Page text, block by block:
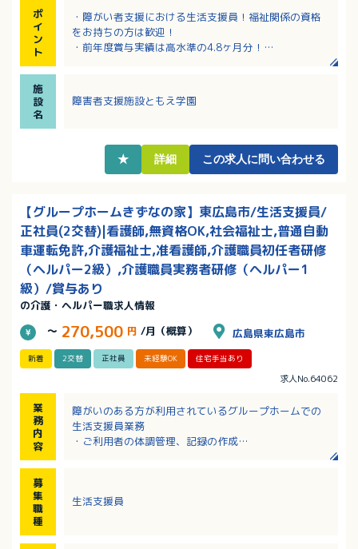
ポ
イ
ン
ト
・障がい者支援における生活支援員！福祉関係の資格
をお持ちの方は歓迎！
・前年度賞与実績は高水準の4.8ヶ月分！
・福利厚生充実！退職金制度あり！該当者には住居手
当・扶養手当支給！
施
設
名
障害者支援施設ともえ学園
★ 詳細 この求人に問い合わせる
【グループホームきずなの家】東広島市/生活支援員/
正社員(2交替)|看護師,無資格OK,社会福祉士,普通自動
車運転免許,介護福祉士,准看護師,介護職員初任者研修
（ヘルパー2級）,介護職員実務者研修（ヘルパー1
級）/賞与あり
の介護・ヘルパー職求人情報
～ 270,500 円 /月（概算） 広島県東広島市
新着 2交替 正社員 未経験OK 住宅手当あり
求人No.64062
業
務
内
容
障がいのある方が利用されているグループホームでの
生活支援員業務
・ご利用者の体調管理、記録の作成
※日中は入居者さんは作業所などへ外出されるため不
募
集
職
種
生活支援員